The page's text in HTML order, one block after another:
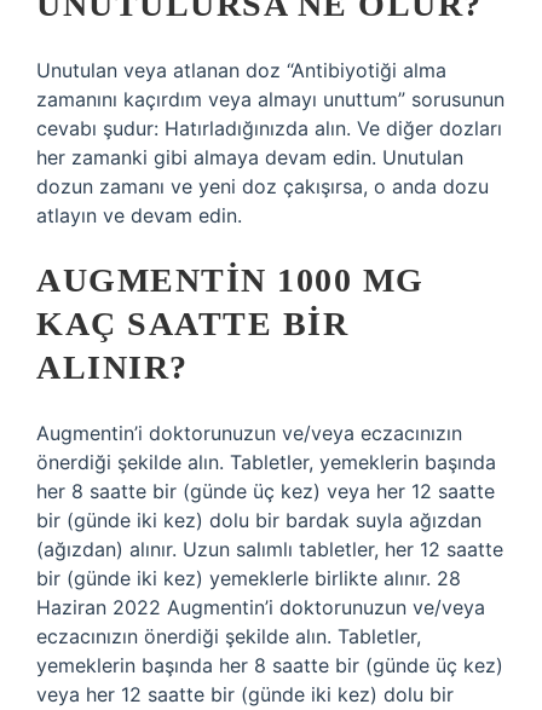
Unutulan veya atlanan doz “Antibiyotiği alma
zamanını kaçırdım veya almayı unuttum” sorusunun
cevabı şudur: Hatırladığınızda alın. Ve diğer dozları
her zamanki gibi almaya devam edin. Unutulan
dozun zamanı ve yeni doz çakışırsa, o anda dozu
atlayın ve devam edin.
AUGMENTIN 1000 MG
KAÇ SAATTE BIR
ALINIR?
Augmentin’i doktorunuzun ve/veya eczacınızın
önerdiği şekilde alın. Tabletler, yemeklerin başında
her 8 saatte bir (günde üç kez) veya her 12 saatte
bir (günde iki kez) dolu bir bardak suyla ağızdan
(ağızdan) alınır. Uzun salımlı tabletler, her 12 saatte
bir (günde iki kez) yemeklerle birlikte alınır. 28
Haziran 2022 Augmentin’i doktorunuzun ve/veya
eczacınızın önerdiği şekilde alın. Tabletler,
yemeklerin başında her 8 saatte bir (günde üç kez)
veya her 12 saatte bir (günde iki kez) dolu bir